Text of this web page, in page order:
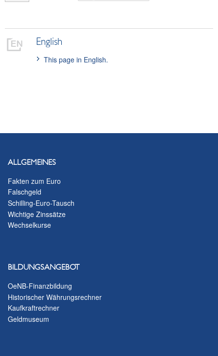
English
This page in English.
ALLGEMEINES
Fakten zum Euro
Falschgeld
Schilling-Euro-Tausch
Wichtige Zinssätze
Wechselkurse
BILDUNGSANGEBOT
OeNB-Finanzbildung
Historischer Währungsrechner
Kaufkraftrechner
Geldmuseum